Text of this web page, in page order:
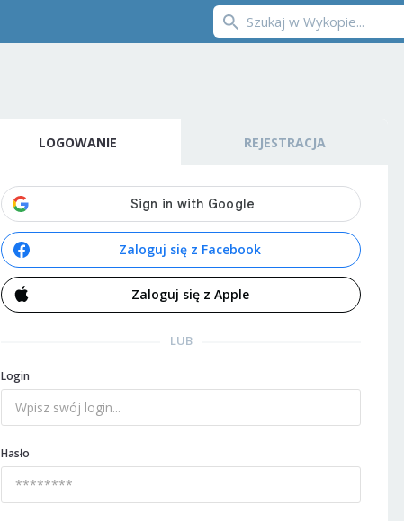
LOGOWANIE REJESTRACJA
Zaloguj się z Facebook
Zaloguj się z Apple
LUB
Login
Hasło